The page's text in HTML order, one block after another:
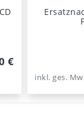
€
inkl. ges.